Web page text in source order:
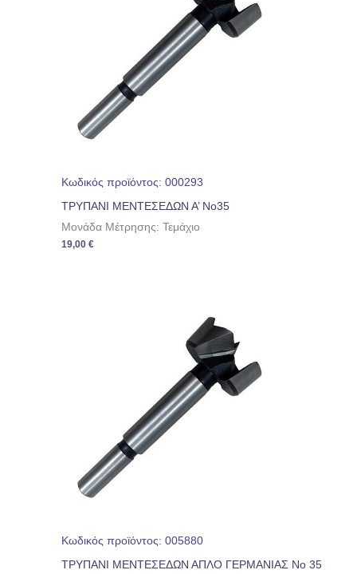
Κωδικός προϊόντος: 000293
ΤΡΥΠΑΝΙ ΜΕΝΤΕΣΕΔΩΝ Α’ No35
Μονάδα Μέτρησης: Τεμάχιο
19,00€
Κωδικός προϊόντος: 005880
ΤΡΥΠΑΝΙ ΜΕΝΤΕΣΕΔΩΝ ΑΠΛΟ ΓΕΡΜΑΝΙΑΣ Νο 35